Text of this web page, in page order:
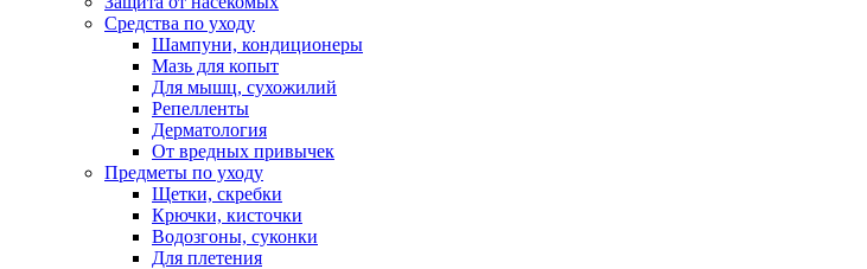
Средства по уходу
Шампуни, кондиционеры
Мазь для копыт
Для мышц, сухожилий
Репелленты
Дерматология
От вредных привычек
Предметы по уходу
Щетки, скребки
Крючки, кисточки
Водозгоны, суконки
Для плетения